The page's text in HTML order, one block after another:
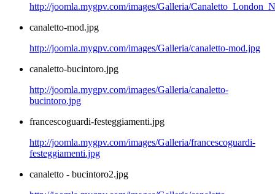
http://joomla.mygpv.com/images/Galleria/
canaletto-mod.jpg
http://joomla.mygpv.com/images/Galleria/canaletto-mod.jpg
canaletto-bucintoro.jpg
http://joomla.mygpv.com/images/Galleria/canaletto-
bucintoro.jpg
francescoguardi-festeggiamenti.jpg
http://joomla.mygpv.com/images/Galleria/francescoguardi-
festeggiamenti.jpg
canaletto - bucintoro2.jpg